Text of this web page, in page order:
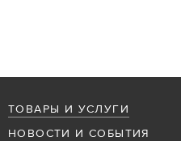
ТОВАРЫ И УСЛУГИ
НОВОСТИ И СОБЫТИЯ